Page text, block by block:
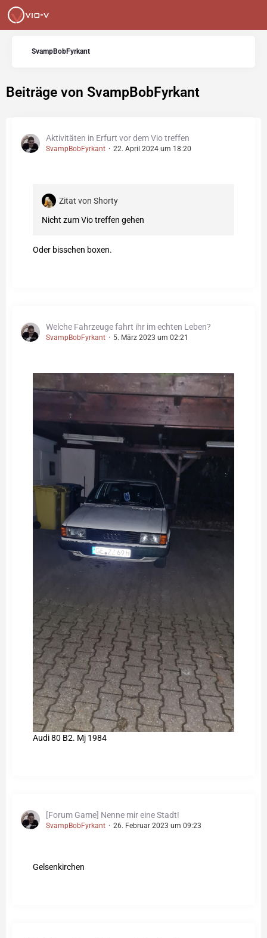
SvampBobFyrkant
Beiträge von SvampBobFyrkant
Aktivitäten in Erfurt vor dem Vio treffen
SvampBobFyrkant 22. April 2024 um 18:20
Zitat von Shorty
Nicht zum Vio treffen gehen
Oder bisschen boxen.
Welche Fahrzeuge fahrt ihr im echten Leben?
SvampBobFyrkant 5. März 2023 um 02:21
Audi 80 B2. Mj 1984
[Forum Game] Nenne mir eine Stadt!
SvampBobFyrkant 26. Februar 2023 um 09:23
Gelsenkirchen